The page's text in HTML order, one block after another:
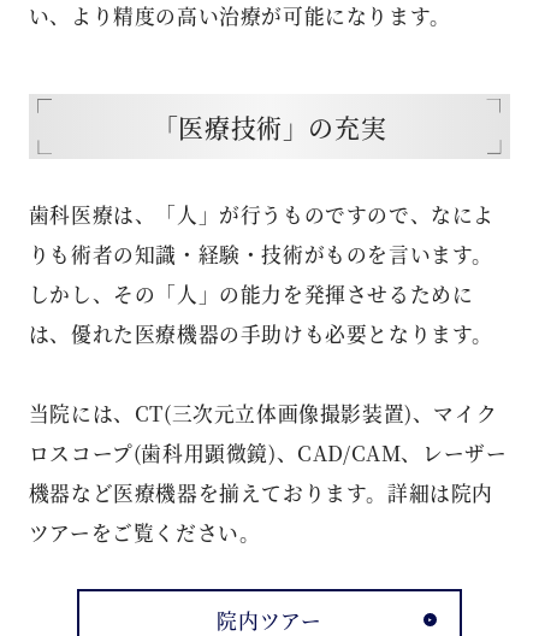
い、より精度の高い治療が可能になります。
「医療技術」の充実
歯科医療は、「人」が行うものですので、なによ
りも術者の知識・経験・技術がものを言います。
しかし、その「人」の能力を発揮させるために
は、優れた医療機器の手助けも必要となります。
当院には、CT(三次元立体画像撮影装置)、マイク
ロスコープ(歯科用顕微鏡)、CAD/CAM、レーザー
機器など医療機器を揃えております。詳細は院内
ツアーをご覧ください。
院内ツアー